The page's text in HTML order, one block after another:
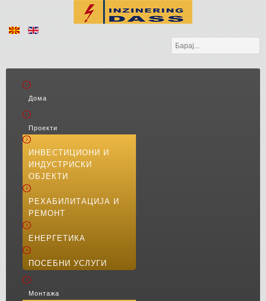
Барај...
Дома
Проекти
ИНВЕСТИЦИОНИ И
ИНДУСТРИСКИ
ОБЈЕКТИ
РЕХАБИЛИТАЦИЈА И
РЕМОНТ
ЕНЕРГЕТИКА
ПОСЕБНИ УСЛУГИ
Монтажа